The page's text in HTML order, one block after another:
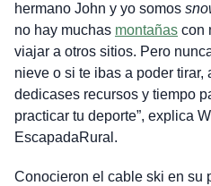
hermano John y yo somos
no hay muchas montañascon
viajar a otros sitios. Pero
nieve o si te ibas a poder
dedicases recursos y tiempo
practicar tu deporte”, explica
EscapadaRural.
Conocieron el cable ski en su